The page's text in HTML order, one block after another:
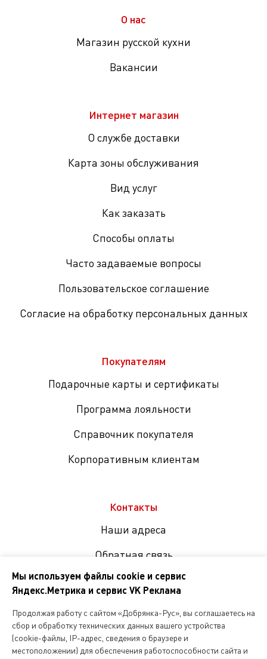
О нас
Магазин русской кухни
Вакансии
Интернет магазин
О службе доставки
Карта зоны обслуживания
Вид услуг
Как заказать
Способы оплаты
Часто задаваемые вопросы
Пользовательское соглашение
Согласие на обработку персональных данных
Покупателям
Подарочные карты и сертификаты
Программа лояльности
Справочник покупателя
Корпоративным клиентам
Контакты
Наши адреса
Обратная связь
соцсетях
Копирование и любое другое использование информации,
Мы используем файлы cookie и сервис
Яндекс.Метрика и сервис VK Реклама
Продолжая работу с сайтом «Добрянка-Рус», вы соглашаетесь на
сбор и обработку технических данных вашего устройства
(cookie-файлы, IP-адрес, сведения о браузере и
местоположении) для обеспечения работоспособности сайта и